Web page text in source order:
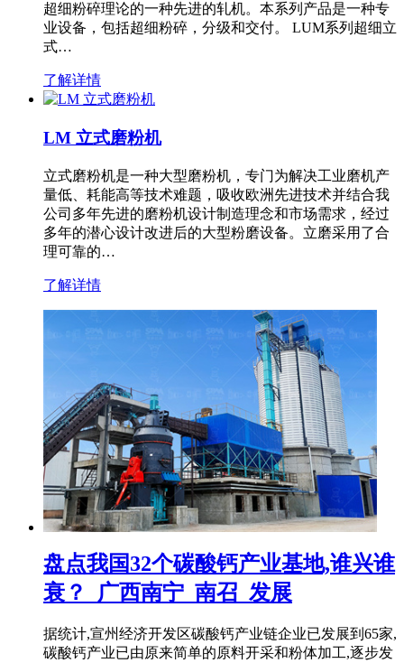
超细粉碎理论的一种先进的轧机。本系列产品是一种专
业设备，包括超细粉碎，分级和交付。 LUM系列超细立
式…
了解详情
LM 立式磨粉机
立式磨粉机是一种大型磨粉机，专门为解决工业磨机产
量低、耗能高等技术难题，吸收欧洲先进技术并结合我
公司多年先进的磨粉机设计制造理念和市场需求，经过
多年的潜心设计改进后的大型粉磨设备。立磨采用了合
理可靠的…
了解详情
盘点我国32个碳酸钙产业基地,谁兴谁
衰？_广西南宁_南召_发展
据统计,宣州经济开发区碳酸钙产业链企业已发展到65家,
碳酸钙产业已由原来简单的原料开采和粉体加工,逐步发